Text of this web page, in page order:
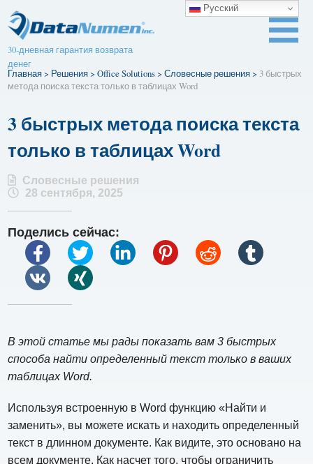
30-дневная гарантия возврата
денег
Главная> Решения>Office Solutions>Словесные решения> 3 быстрых
метода поиска текста только в таблицах Word
3 быстрых метода поиска текста
только в таблицах Word
Словесные решения
28 сентября, 2025
Поделись сейчас:
В этой статье мы рады показать вам 3 быстрых
способа найти определенный текст только в ваших
таблицах Word.
Используя встроенную в Word функцию «Найти и
заменить», вы можете искать и находить определенный
текст в длинном документе. Как видите, это основано на
всем документе. Как насчет того, чтобы ограничить
Русский